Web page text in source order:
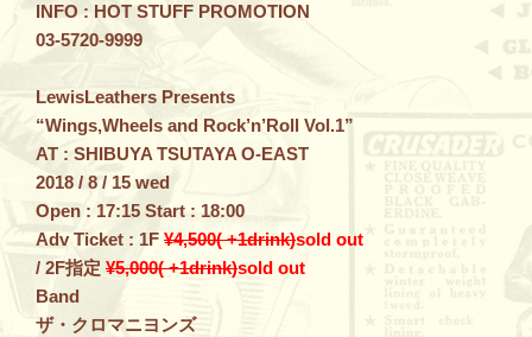
INFO : HOT STUFF PROMOTION
03-5720-9999
LewisLeathers Presents
“Wings,Wheels and Rock’n’Roll Vol.1”
AT : SHIBUYA TSUTAYA O-EAST
2018 / 8 / 15 wed
Open : 17:15 Start : 18:00
Adv Ticket : 1F ¥4,500( +1drink)sold out
/ 2F指定 ¥5,000( +1drink)sold out
Band
ザ・クロマニヨンズ